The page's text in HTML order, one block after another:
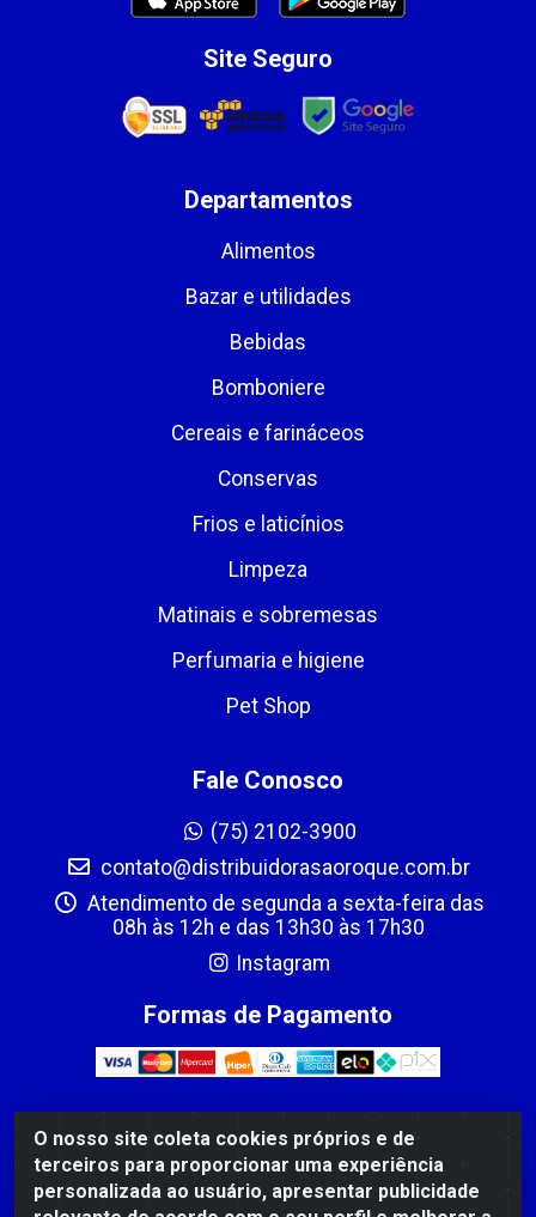
O nosso site coleta cookies próprios e de
terceiros para proporcionar uma experiência
personalizada ao usuário, apresentar publicidade
Site Seguro
Departamentos
Alimentos
Bazar e utilidades
Bebidas
Bomboniere
Cereais e farináceos
Conservas
Frios e laticínios
Limpeza
Matinais e sobremesas
Perfumaria e higiene
Pet Shop
Fale Conosco
(75) 2102-3900
contato@distribuidorasaoroque.com.br
Atendimento de segunda a sexta-feira das
08h às 12h e das 13h30 às 17h30
Instagram
Formas de Pagamento
DIST DE PROD ALIM SÃO ROQUE LTDA - AVENIDA
PROBAHIA, 501 - TOMBA - CIS, FEIRA DE SANTANA /BA
- CEP: 44.092-400 - CNPJ 03.705.630/0003-11